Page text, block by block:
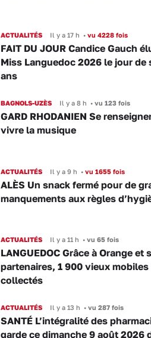
ACTUALITÉS Il y a 17 h •vu 4228 fois
FAIT DU JOUR Candice Gauch
Miss Languedoc 2026 le jour de
ans
BAGNOLS-UZÈS Il y a 8 h •vu 123 fois
GARD RHODANIEN Se
vivre la musique
ACTUALITÉS Il y a 9 h •vu 1655 fois
ALÈS Un snack fermé pour de
manquements aux règles
ACTUALITÉS Il y a 11 h •vu 65 fois
LANGUEDOC Grâce à Orange et
partenaires, 1 900 vieux mobiles
collectés
ACTUALITÉS Il y a 13 h •vu 287 fois
SANTÉ L’intégralité des
garde ce dimanche 9 août 2026